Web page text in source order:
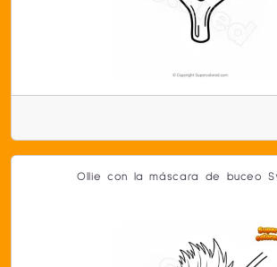
Ollie con la máscara de buceo